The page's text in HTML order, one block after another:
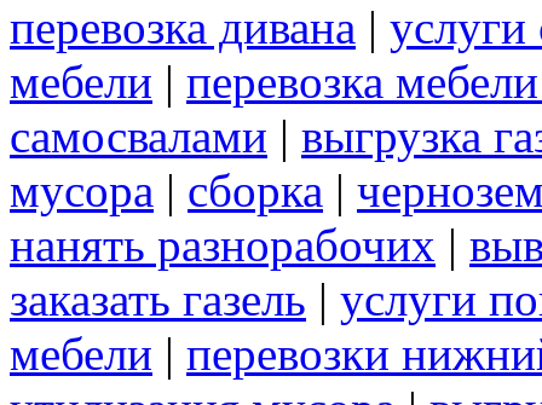
перевозка дивана | услуги
мебели | перевозка
самосвалами | выгрузка
мусора | сборка |
нанять разнорабочих |
заказать газель | услуги
мебели | перевозки